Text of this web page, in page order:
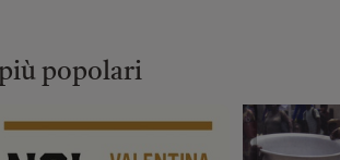
popolari